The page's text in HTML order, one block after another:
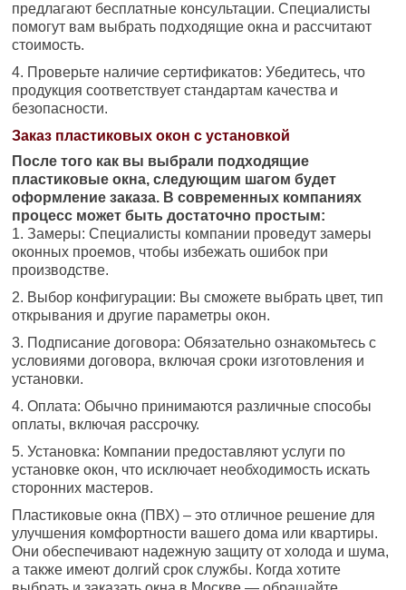
предлагают бесплатные консультации. Специалисты
помогут вам выбрать подходящие окна и рассчитают
стоимость.
4. Проверьте наличие сертификатов: Убедитесь, что
продукция соответствует стандартам качества и
безопасности.
Заказ пластиковых окон с установкой
После того как вы выбрали подходящие
пластиковые окна, следующим шагом будет
оформление заказа. В современных компаниях
процесс может быть достаточно простым:
1. Замеры: Специалисты компании проведут замеры
оконных проемов, чтобы избежать ошибок при
производстве.
2. Выбор конфигурации: Вы сможете выбрать цвет, тип
открывания и другие параметры окон.
3. Подписание договора: Обязательно ознакомьтесь с
условиями договора, включая сроки изготовления и
установки.
4. Оплата: Обычно принимаются различные способы
оплаты, включая рассрочку.
5. Установка: Компании предоставляют услуги по
установке окон, что исключает необходимость искать
сторонних мастеров.
Пластиковые окна (ПВХ) – это отличное решение для
улучшения комфортности вашего дома или квартиры.
Они обеспечивают надежную защиту от холода и шума,
а также имеют долгий срок службы. Когда хотите